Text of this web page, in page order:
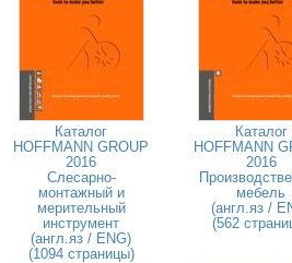
Каталог
HOFFMANN GROUP
2016
Слесарно-
монтажный и
мерительный
инструмент
(англ.яз / ENG)
(1094 страницы)
Каталог
HOFFMANN
2016
мебель
(англ.яз /
(562